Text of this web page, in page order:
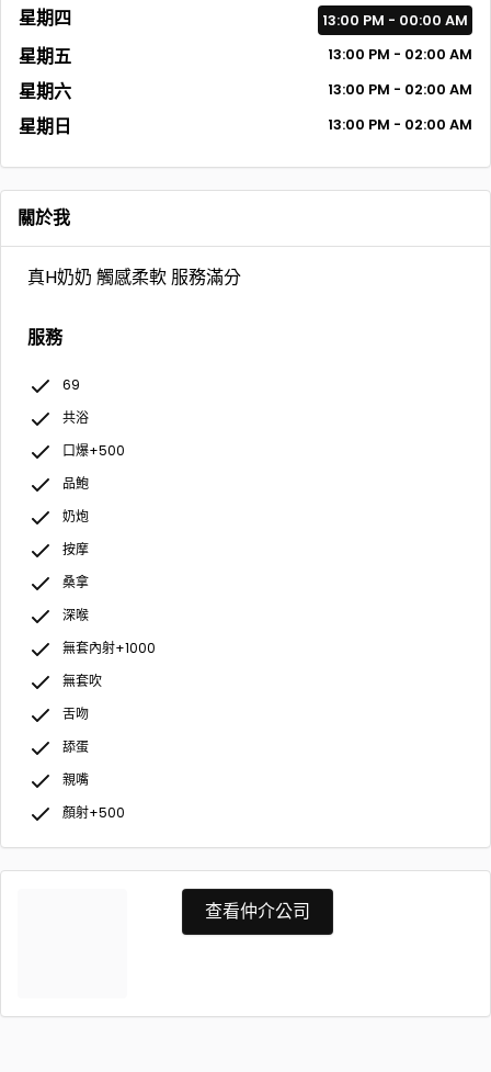
關於我
真H奶奶 觸感柔軟 服務滿分
服務
69
共浴
口爆+500
品鮑
奶炮
按摩
桑拿
深喉
無套內射+1000
無套吹
舌吻
舔蛋
親嘴
顏射+500
查看仲介公司
星期四 13:00 PM - 00:00 AM
星期五 13:00 PM - 02:00 AM
星期六 13:00 PM - 02:00 AM
星期日 13:00 PM - 02:00 AM